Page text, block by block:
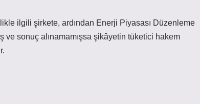
ilgili şirkete, ardından Enerji Piyasası Düzenleme
sonuç alınamamışsa şikâyetin tüketici hakem